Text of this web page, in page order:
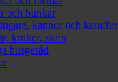
och bunkar
kannor och karaffer
krukor, skrin
husgeråd